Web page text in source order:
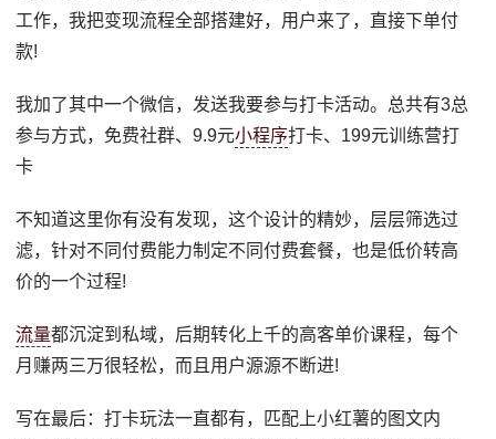
工作，我把变现流程全部搭建好，用户来了，直接下单付
款!
我加了其中一个微信，发送我要参与打卡活动。总共有3总
参与方式，免费社群、9.9元小程序打卡、199元训练营打
卡
不知道这里你有没有发现，这个设计的精妙，层层筛选过
滤，针对不同付费能力制定不同付费套餐，也是低价转高
价的一个过程!
流量都沉淀到私域，后期转化上千的高客单价课程，每个
月赚两三万很轻松，而且用户源源不断进!
写在最后：打卡玩法一直都有，匹配上小红薯的图文内